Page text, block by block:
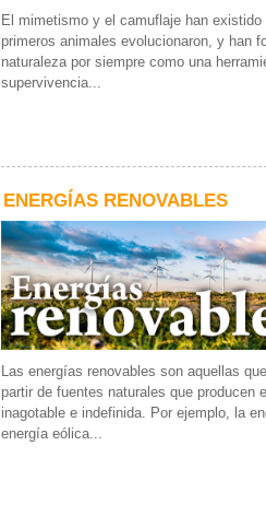
El mimetismo y el camuflaje han existido
primeros animales evolucionaron, y han
naturaleza por siempre como una
supervivencia...
ENERGÍAS RENOVABLES
Las energías renovables son aquellas
partir de fuentes naturales que producen
inagotable e indefinida. Por ejemplo, la
energía eólica...